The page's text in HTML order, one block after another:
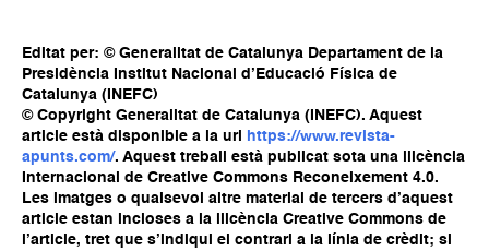
Editat per: © Generalitat de Catalunya Departament de la
Presidència Institut Nacional d’Educació Física de
Catalunya (INEFC)
© Copyright Generalitat de Catalunya (INEFC). Aquest
article està disponible a la url
https://www.revista-
apunts.com/. Aquest treball està publicat sota una llicència
Internacional de Creative Commons Reconeixement 4.0.
Les imatges o qualsevol altre material de tercers d’aquest
article estan incloses a la llicència Creative Commons de
l’article, tret que s’indiqui el contrari a la línia de crèdit; si